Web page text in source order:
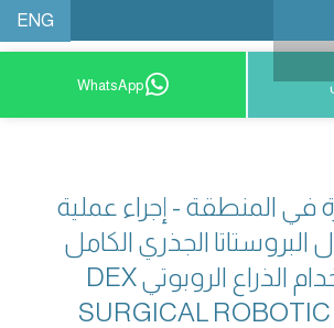
ENG
احجز موعدًا WhatsApp
في المنطقة - إجراء عملية
البروستاتا الجذري الكامل
باستخدام الذراع الروبوتي DEX
SURGICAL